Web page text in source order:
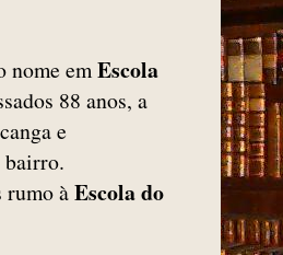
nome emEscola
88 anos, a
e
bairro.
rumo àEscola do